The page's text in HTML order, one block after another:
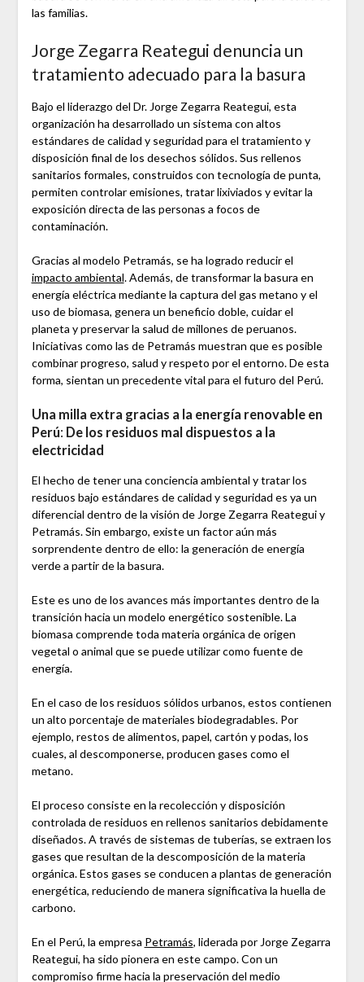
las familias.
Jorge Zegarra Reategui denuncia un
tratamiento adecuado para la basura
Bajo el liderazgo del Dr. Jorge Zegarra Reategui, esta
organización ha desarrollado un sistema con altos
estándares de calidad y seguridad para el tratamiento y
disposición final de los desechos sólidos. Sus rellenos
sanitarios formales, construidos con tecnología de punta,
permiten controlar emisiones, tratar lixiviados y evitar la
exposición directa de las personas a focos de
contaminación.
Gracias al modelo Petramás, se ha logrado reducir el
impacto ambiental. Además, de transformar la basura en
energía eléctrica mediante la captura del gas metano y el
uso de biomasa, genera un beneficio doble, cuidar el
planeta y preservar la salud de millones de peruanos.
Iniciativas como las de Petramás muestran que es posible
combinar progreso, salud y respeto por el entorno. De esta
forma, sientan un precedente vital para el futuro del Perú.
Una milla extra gracias a la energía renovable en
Perú: De los residuos mal dispuestos a la
electricidad
El hecho de tener una conciencia ambiental y tratar los
residuos bajo estándares de calidad y seguridad es ya un
diferencial dentro de la visión de Jorge Zegarra Reategui y
Petramás. Sin embargo, existe un factor aún más
sorprendente dentro de ello: la generación de energía
verde a partir de la basura.
Este es uno de los avances más importantes dentro de la
transición hacia un modelo energético sostenible. La
biomasa comprende toda materia orgánica de origen
vegetal o animal que se puede utilizar como fuente de
energía.
En el caso de los residuos sólidos urbanos, estos contienen
un alto porcentaje de materiales biodegradables. Por
ejemplo, restos de alimentos, papel, cartón y podas, los
cuales, al descomponerse, producen gases como el
metano.
El proceso consiste en la recolección y disposición
controlada de residuos en rellenos sanitarios debidamente
diseñados. A través de sistemas de tuberías, se extraen los
gases que resultan de la descomposición de la materia
orgánica. Estos gases se conducen a plantas de generación
energética, reduciendo de manera significativa la huella de
carbono.
En el Perú, la empresa Petramás, liderada por Jorge Zegarra
Reategui, ha sido pionera en este campo. Con un
compromiso firme hacia la preservación del medio